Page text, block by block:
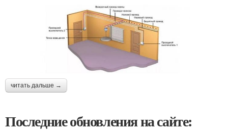
читать дальше →
Последние обновления на сайте: